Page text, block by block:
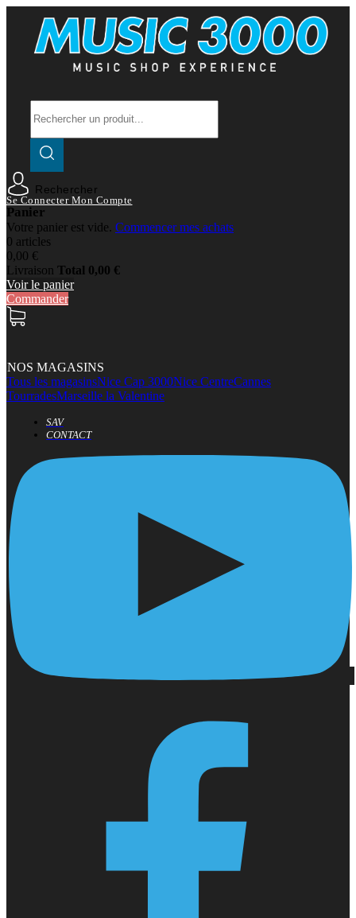
Rechercher
Se Connecter Mon Compte
Panier
Votre panier est vide. Commencer mes achats
0 articles
0,00 €
Livraison Total 0,00 €
Voir le panier
Commander
NOS MAGASINS
Tous les magasinsNice Cap 3000Nice CentreCannes
TourradesMarseille la Valentine
SAV
CONTACT